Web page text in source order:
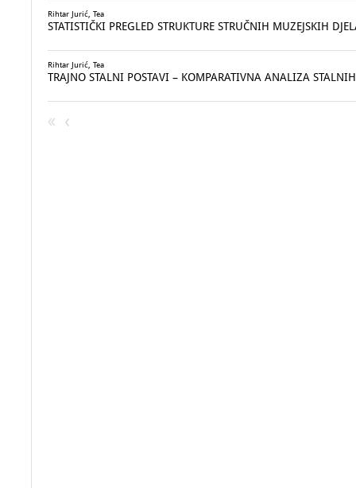
Rihtar Jurić, Tea
STATISTIČKI PREGLED STRUKTURE STRUČNIH MUZEJSKIH
Rihtar Jurić, Tea
TRAJNO STALNI POSTAVI – KOMPARATIVNA ANALIZA